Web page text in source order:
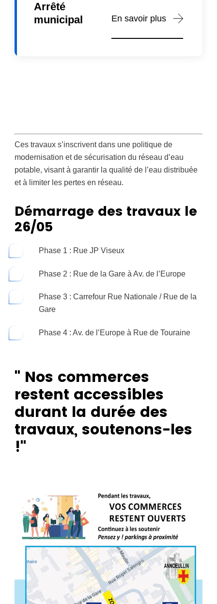
Arrêté
municipal
En savoir plus
Ces travaux s’inscrivent dans une politique de
modernisation et de sécurisation du réseau d’eau
potable, visant à garantir la qualité de l’eau distribuée
et à limiter les pertes en réseau.
Démarrage des travaux le
26/05
Phase 1 : Rue JP Viseux
Phase 2 : Rue de la Gare à Av. de l’Europe
Phase 3 : Carrefour Rue Nationale / Rue de la
Gare
Phase 4 : Av. de l’Europe à Rue de Touraine
" Nos commerces
restent accessibles
durant la durée des
travaux, soutenons-les
!"